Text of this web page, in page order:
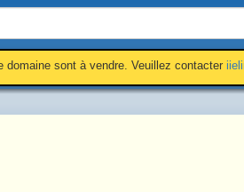
sont à vendre. Veuillez contacter